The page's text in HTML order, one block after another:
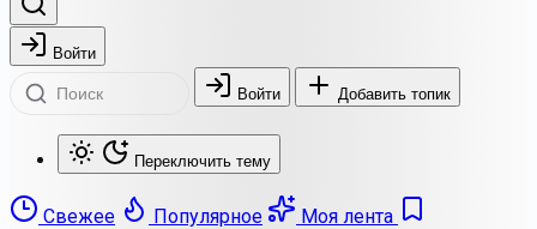
Войти
Войти Добавить топик
Переключить тему
Свежее Популярное
Моя лента